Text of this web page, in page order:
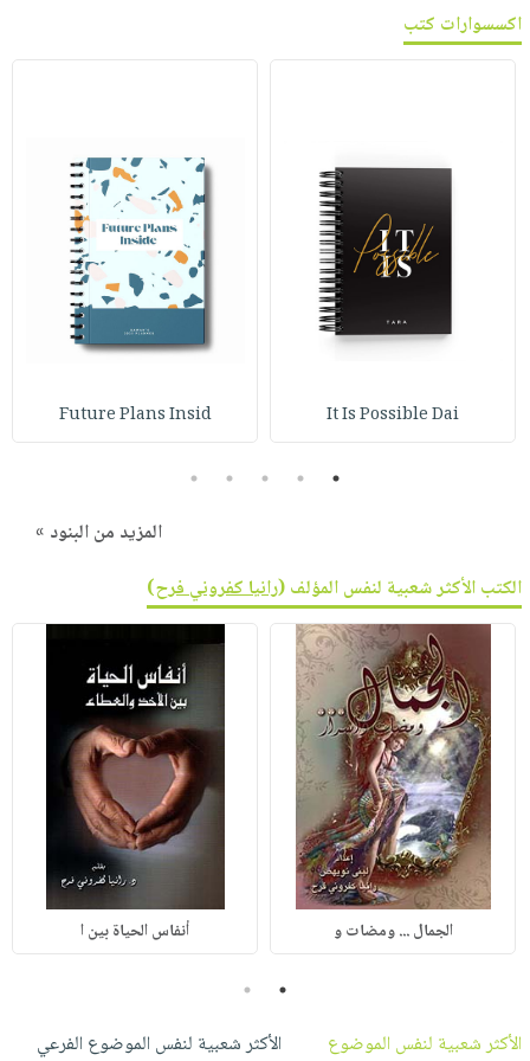
اكسسوارات كتب
It Is Possible Dai
Future Plans Insid
1
2
3
4
5
المزيد من البنود »
الكتب الأكثر شعبية لنفس المؤلف (رانيا كفروني فرح)
الجمال ... ومضات و أنفاس الحياة بين ا
1
2
الأكثر شعبية لنفس الموضوع
الأكثر شعبية لنفس الموضوع الفرعي